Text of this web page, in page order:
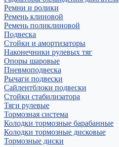
Ремни и ролики
Ремень клиновой
Ремень поликлиновой
Подвеска
Стойки и амортизаторы
Наконечники рулевых тяг
Опоры шаровые
Пневмоподвеска
Рычаги подвески
Сайлентблоки подвески
Стойки стабилизатора
Тяги рулевые
Тормозная система
Колодки тормозные барабанные
Колодки тормозные дисковые
Тормозные диски